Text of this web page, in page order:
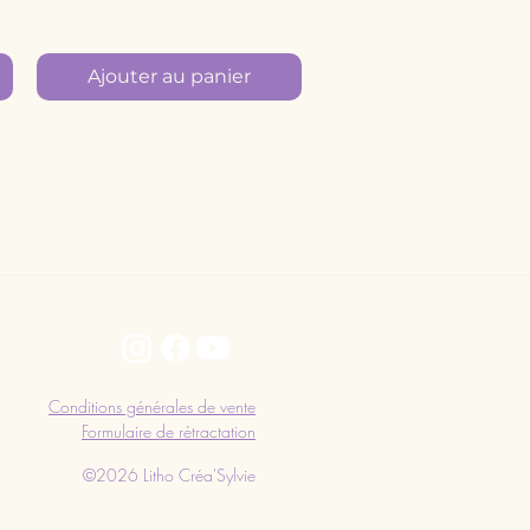
Ajouter au panier
Conditions générales de vente
Formulaire de rétractation
©2026 Litho Créa'Sylvie